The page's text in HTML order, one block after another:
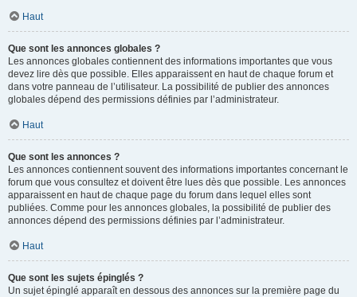
Haut
Que sont les annonces globales ?
Les annonces globales contiennent des informations importantes que vous
devez lire dès que possible. Elles apparaissent en haut de chaque forum et
dans votre panneau de l’utilisateur. La possibilité de publier des annonces
globales dépend des permissions définies par l’administrateur.
Haut
Que sont les annonces ?
Les annonces contiennent souvent des informations importantes concernant le
forum que vous consultez et doivent être lues dès que possible. Les annonces
apparaissent en haut de chaque page du forum dans lequel elles sont
publiées. Comme pour les annonces globales, la possibilité de publier des
annonces dépend des permissions définies par l’administrateur.
Haut
Que sont les sujets épinglés ?
Un sujet épinglé apparaît en dessous des annonces sur la première page du